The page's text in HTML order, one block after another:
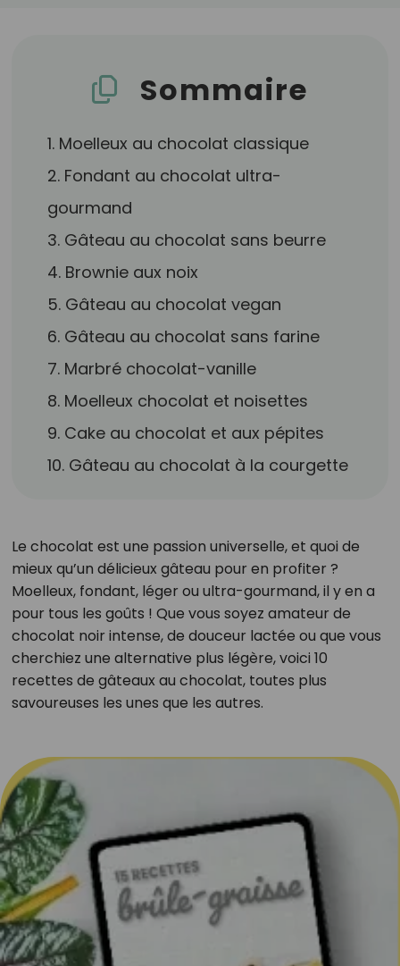
Sommaire
1. Moelleux au chocolat classique
2. Fondant au chocolat ultra-
gourmand
3. Gâteau au chocolat sans beurre
4. Brownie aux noix
5. Gâteau au chocolat vegan
6. Gâteau au chocolat sans farine
7. Marbré chocolat-vanille
8. Moelleux chocolat et noisettes
9. Cake au chocolat et aux pépites
10. Gâteau au chocolat à la courgette
Le chocolat est une passion universelle, et quoi de
mieux qu’un délicieux gâteau pour en profiter ?
Moelleux, fondant, léger ou ultra-gourmand, il y en a
pour tous les goûts ! Que vous soyez amateur de
chocolat noir intense, de douceur lactée ou que vous
cherchiez une alternative plus légère, voici 10
recettes de gâteaux au chocolat, toutes plus
savoureuses les unes que les autres.